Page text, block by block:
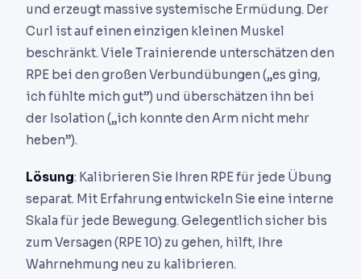
und erzeugt massive systemische Ermüdung. Der
Curl ist auf einen einzigen kleinen Muskel
beschränkt. Viele Trainierende unterschätzen den
RPE bei den großen Verbundübungen („es ging,
ich fühlte mich gut”) und überschätzen ihn bei
der Isolation („ich konnte den Arm nicht mehr
heben”).
Lösung: Kalibrieren Sie Ihren RPE für jede Übung
separat. Mit Erfahrung entwickeln Sie eine interne
Skala für jede Bewegung. Gelegentlich sicher bis
zum Versagen (RPE 10) zu gehen, hilft, Ihre
Wahrnehmung neu zu kalibrieren.